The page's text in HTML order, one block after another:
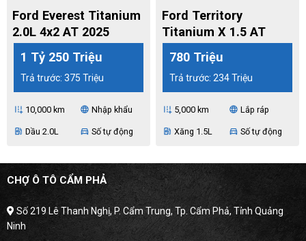
Ford Everest Titanium
2.0L 4x2 AT 2025
1 Tỷ 250 Triệu
Trả trước: 375 Triệu
add_road 10,000 km language Nhập khẩu
ev_station Dầu 2.0L directions_car Số tự động
Ford Territory
Titanium X 1.5 AT
780 Triệu
Trả trước: 234 Triệu
add_road 5,000 km language Lắp ráp
ev_station Xăng 1.5L directions_car Số tự động
CHỢ Ô TÔ CẨM PHẢ
Số 219 Lê Thanh Nghị, P. Cẩm Trung, Tp. Cẩm Phả, Tỉnh Quảng
Ninh